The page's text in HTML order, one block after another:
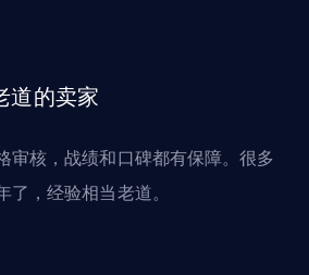
道的卖家
审核，战绩和口碑都有保障。很多
，经验相当老道。